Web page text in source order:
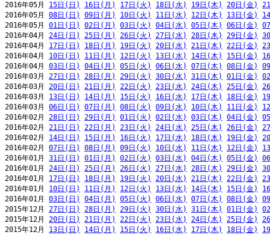
2016年05月 15日(日) 16日(月) 17日(火) 18日(水) 19日(木) 20日(金)
2016年05月 08日(日) 09日(月) 10日(火) 11日(水) 12日(木) 13日(金)
2016年05月 01日(日) 02日(月) 03日(火) 04日(水) 05日(木) 06日(金)
2016年04月 24日(日) 25日(月) 26日(火) 27日(水) 28日(木) 29日(金)
2016年04月 17日(日) 18日(月) 19日(火) 20日(水) 21日(木) 22日(金)
2016年04月 10日(日) 11日(月) 12日(火) 13日(水) 14日(木) 15日(金)
2016年04月 03日(日) 04日(月) 05日(火) 06日(水) 07日(木) 08日(金)
2016年03月 27日(日) 28日(月) 29日(火) 30日(水) 31日(木) 01日(金)
2016年03月 20日(日) 21日(月) 22日(火) 23日(水) 24日(木) 25日(金)
2016年03月 13日(日) 14日(月) 15日(火) 16日(水) 17日(木) 18日(金)
2016年03月 06日(日) 07日(月) 08日(火) 09日(水) 10日(木) 11日(金)
2016年02月 28日(日) 29日(月) 01日(火) 02日(水) 03日(木) 04日(金)
2016年02月 21日(日) 22日(月) 23日(火) 24日(水) 25日(木) 26日(金)
2016年02月 14日(日) 15日(月) 16日(火) 17日(水) 18日(木) 19日(金)
2016年02月 07日(日) 08日(月) 09日(火) 10日(水) 11日(木) 12日(金)
2016年01月 31日(日) 01日(月) 02日(火) 03日(水) 04日(木) 05日(金)
2016年01月 24日(日) 25日(月) 26日(火) 27日(水) 28日(木) 29日(金)
2016年01月 17日(日) 18日(月) 19日(火) 20日(水) 21日(木) 22日(金)
2016年01月 10日(日) 11日(月) 12日(火) 13日(水) 14日(木) 15日(金)
2016年01月 03日(日) 04日(月) 05日(火) 06日(水) 07日(木) 08日(金)
2015年12月 27日(日) 28日(月) 29日(火) 30日(水) 31日(木) 01日(金)
2015年12月 20日(日) 21日(月) 22日(火) 23日(水) 24日(木) 25日(金)
2015年12月 13日(日) 14日(月) 15日(火) 16日(水) 17日(木) 18日(金)